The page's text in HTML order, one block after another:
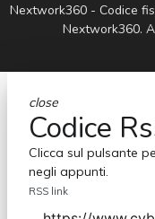
Nextwork360 - Codice
Nextwork360.
close
Codice
Clicca sul pulsante
negli appunti.
RSS link